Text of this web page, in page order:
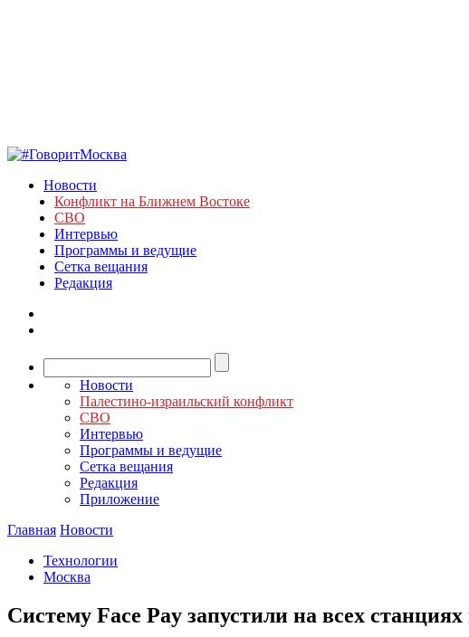
Новости
Конфликт на Ближнем Востоке
СВО
Интервью
Программы и ведущие
Сетка вещания
Редакция
Новости
Палестино-израильский конфликт
СВО
Интервью
Программы и ведущие
Сетка вещания
Редакция
Приложение
Главная Новости
Технологии
Москва
Систему Face Pay запустили на всех